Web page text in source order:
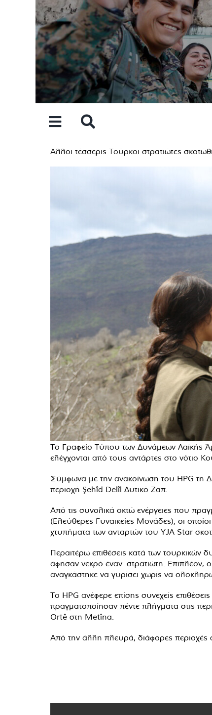
Άλλοι τέσσερις Τούρκοι στρατιώτες
Το Γραφείο Τύπου των Δυνάμεων Λαϊκής
ελέγχονται από τους αντάρτες στο νότιο
Σύμφωνα με την ανακοίνωση του HPG τη
περιοχή Şehîd Delîl Δυτικό Ζαπ.
Από τις συνολικά οκτώ ενέργειες που
(Ελεύθερες Γυναικείες Μονάδες), οι
χτυπήματα των ανταρτών του YJA Star
Περαιτέρω επιθέσεις κατά των τουρκικών
άφησαν νεκρό έναν στρατιώτη. Επιπλέον,
αναγκάστηκε να γυρίσει χωρίς να
Το HPG ανέφερε επίσης συνεχείς
πραγματοποίησαν πέντε πλήγματα στις
Ortê στη Metîna.
Από την άλλη πλευρά, διάφορες